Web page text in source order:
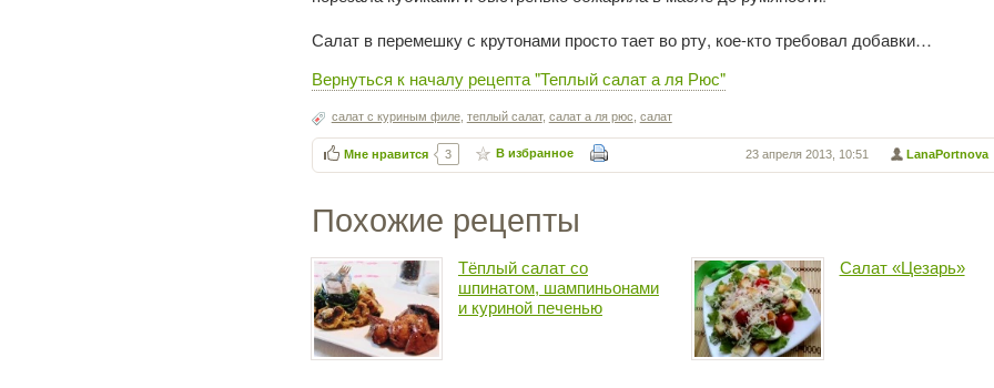
Салат в перемешку с крутонами просто тает во рту, кое-кто требовал добавки…
Вернуться к началу рецепта "Теплый салат а ля Рюс"
салат с куриным филе, теплый салат, салат а ля рюс салат
LanaPortnova
23 апреля 2013, 10:51
Мне нравится 3 В избранное
Похожие рецепты
Тёплый салат со
шпинатом, шампиньонами
и куриной печенью
Салат «Цезарь»